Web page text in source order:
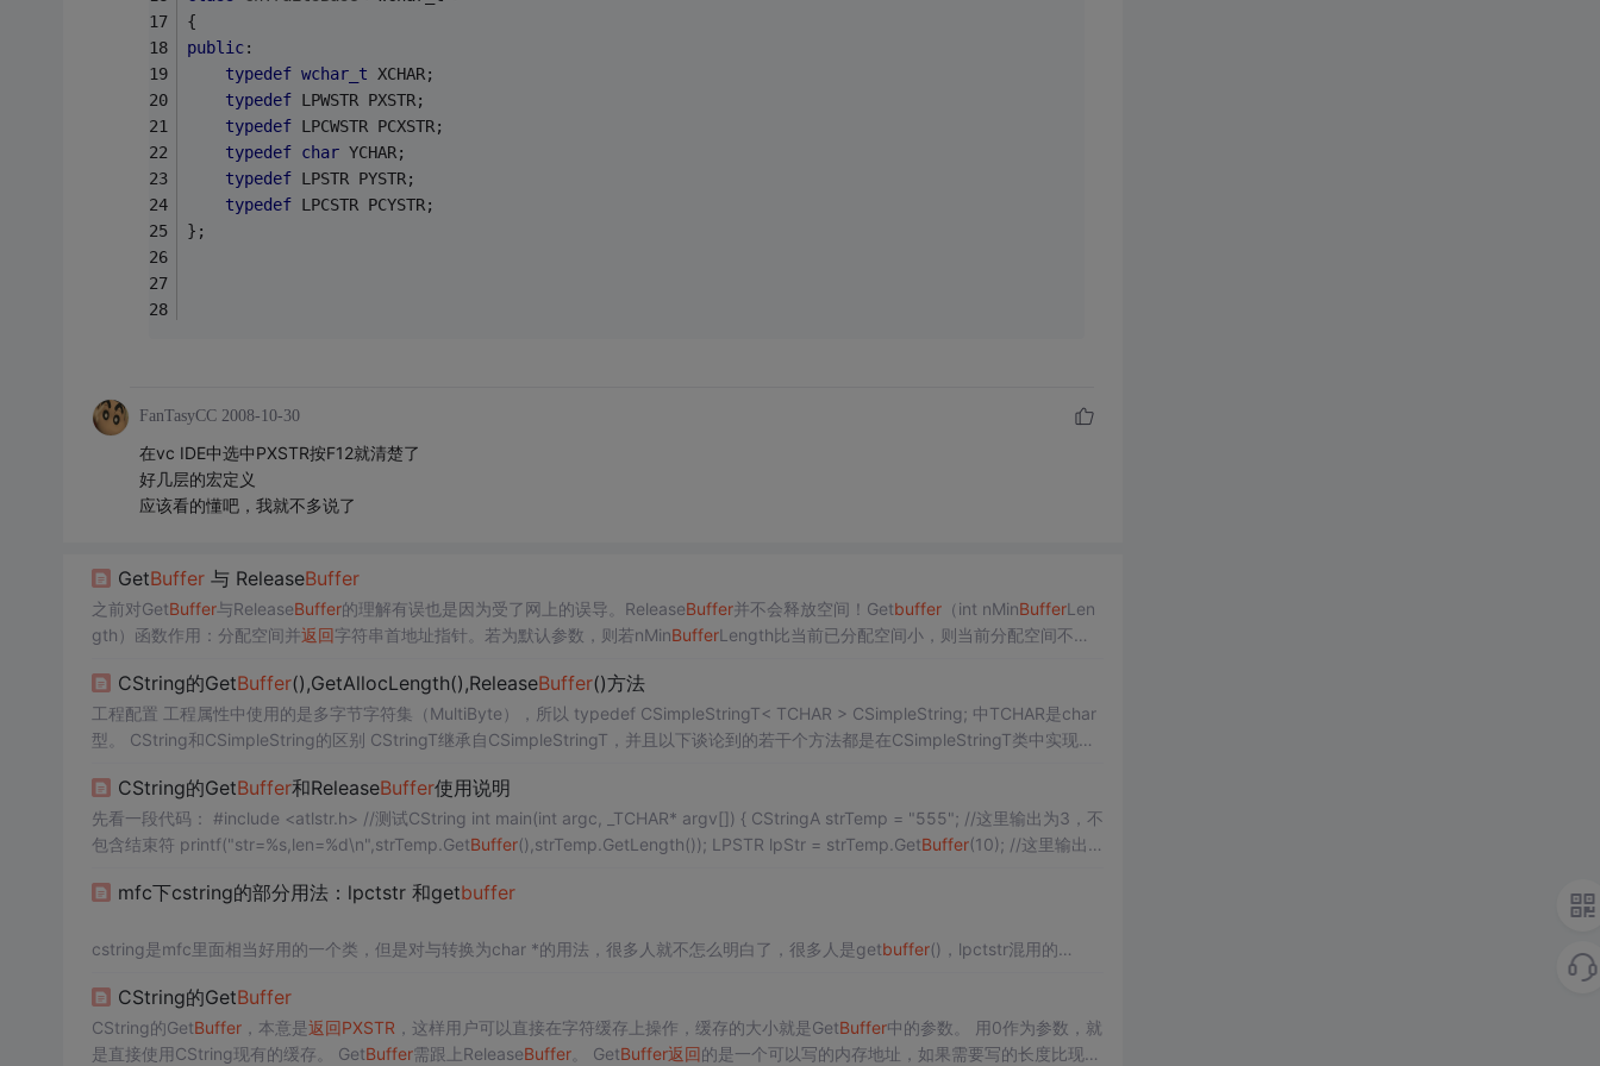
{
public:
typedef wchar_t XCHAR;
typedef LPWSTR PXSTR;
typedef LPCWSTR PCXSTR;
typedef char YCHAR;
typedef LPSTR PYSTR;
typedef LPCSTR PCYSTR;
};
FanTasyCC 2008-10-30
在vc IDE中选中PXSTR按F12就清楚了
好几层的宏定义
应该看的懂吧，我就不多说了
GetBuffer与 ReleaseBuffer
之前对GetBuffer与ReleaseBuffer的理解有误也是因为受了网上的误导。ReleaseBuffer并不会释放空间！Getbuffer（int nMinBufferLen
gth）函数作用：分配空间并返回字符串首地址指针。若为默认参数，则若nMinBufferLength比当前已分配空间小，则当前分配空间不
6中是指定多少就是多少，这点最好通过测试代码验证一下。
CString的GetBuffer(),GetAllocLength(),ReleaseBuffer()方法
工程配置 工程属性中使用的是多字节字符集（MultiByte），所以 typedef CSimpleStringT< TCHAR > CSimpleString; 中TCHAR是char
型。 CString和CSimpleString的区别 CStringT继承自CSimpleStringT，并且以下谈论到的若干个方法都是在CSimpleStringT类中实现
CString的GetBuffer和ReleaseBuffer使用说明
先看一段代码： #include <atlstr.h> //测试CString int main(int argc, _TCHAR* argv[]) { CStringA strTemp = "555"; //这里输出为3，不
包含结束符 printf("str=%s,len=%d\n",strTemp.GetBuffer (),strTemp.GetLength()); LPSTR lpStr = strTemp.GetBuffer(10); //这里输出
mfc下cstring的部分用法：lpctstr 和getbuffer
cstring是mfc里面相当好用的一个类，但是对与转换为char *的用法，很多人就不怎么明白了，很多人是getbuffer()，lpctstr混用的
cstring对效率的要求，导致了这个类在设计的时候使用了哪个lazy evaluation，多个对象互相赋值的时候，实际保存内容只有一份，使用
引用计数，只有在某个对象写操作的时候，才会发生实质的创建内存+拷贝工作
以下是两个函数的具体定义:
CString的GetBuffer
CString的GetBuffer，本意是返回PXSTR ，这样用户可以直接在字符缓存上操作，缓存的大小就是GetBuffer中的参数。 用0作为参数，就
是直接使用CString现有的缓存。 GetBuffer需跟上ReleaseBuffer。 GetBuffer返回的是一个可以写的内存地址，如果需要写的长度比现在